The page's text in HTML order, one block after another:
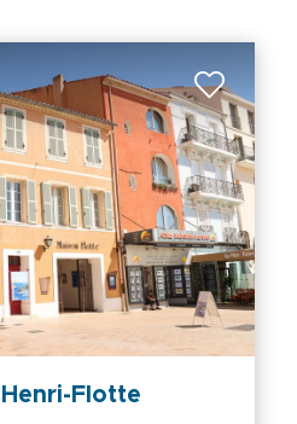
Flotte